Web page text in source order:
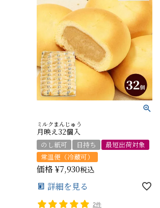
ミルクまんじゅう
月映え32個入
のし紙可 日持ち
最短出荷対象
常温便（冷蔵可）
価格 ¥7,930税込
詳細を見る
2件